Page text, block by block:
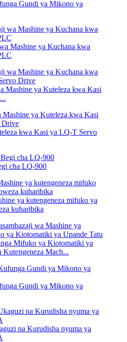
Gundi ya Mikono ya
Mashine ya Kuchana kwa
Mashine ya Kuteleza kwa Kasi
kwa Kasi ya LQ-T Servo
cha LQ-900
ya kutengeneza mifuko ya
kuharibika
Mifuko ya Kiotomatiki ya
Kutengeneza Mach...
Gundi ya Mikono ya
na Kurudisha nyuma ya